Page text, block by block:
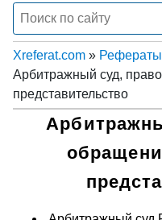
Xreferat.com »
Арбитражный суд,
представительство